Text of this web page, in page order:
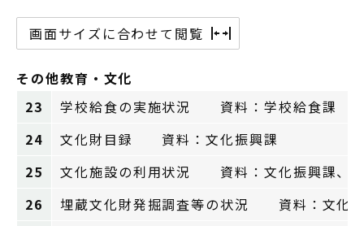
画面サイズに合わせて閲覧
その他教育・文化
23
学校給食の実施状況 資料：学校給食課
24
文化財目録 資料：文化振興課
25
文化施設の利用状況 資料：文化振興課、
26
埋蔵文化財発掘調査等の状況 資料：文化